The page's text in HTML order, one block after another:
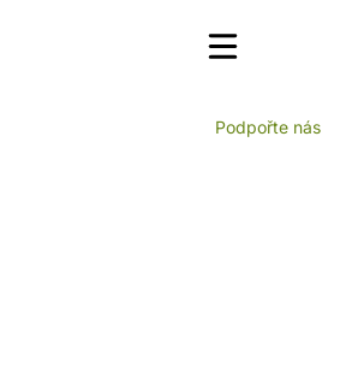
Podpořte nás